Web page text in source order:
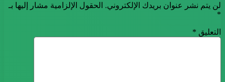
لن يتم نشر عنوان بريدك الإلكتروني. الحقول الإلزامية مشار إليها بـ
*
التعليق *